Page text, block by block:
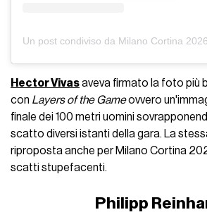
Hector Vivasaveva firmato la foto più
con Layers of the Gameovvero
finale dei 100 metri uomini
scatto diversi istanti della gara. La
riproposta anche per Milano Cortina
scatti stupefacenti.
Philipp